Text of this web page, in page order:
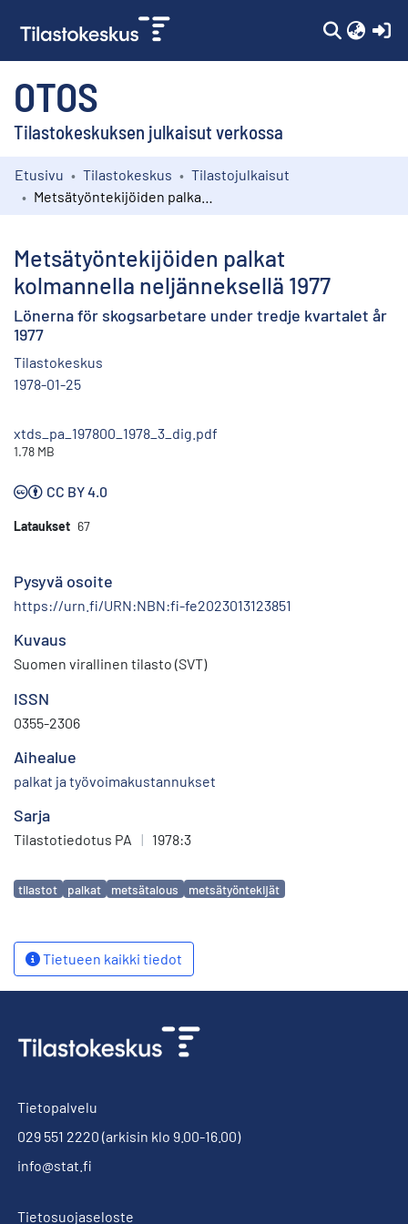
OTOS
Tilastokeskuksen julkaisut verkossa
Kokoelmat
Etusivu Tilastokeskus
Tilastojulkaisut
Metsätyöntekijöiden palkat
kolmannella neljänneksellä 1977
Lönerna för skogsarbetare under tredje kvartalet år
1977
Tilastokeskus
1978-01-25
xtds_pa_197800_1978_3_dig.pdf
1.78 MB
CC BY 4.0
Lataukset 67
Pysyvä osoite
https://urn.fi/URN:NBN:fi-fe2023013123851
Kuvaus
Suomen virallinen tilasto (SVT)
ISSN
0355-2306
Aihealue
palkat ja työvoimakustannukset
Sarja
Tilastotiedotus PA | 1978:3
Avainsanat
tilastot palkat metsätalous metsätyöntekijät
Tietueen kaikki tiedot
Tietopalvelu
029 551 2220 (arkisin klo 9.00-16.00)
info@stat.fi
Tietosuojaseloste